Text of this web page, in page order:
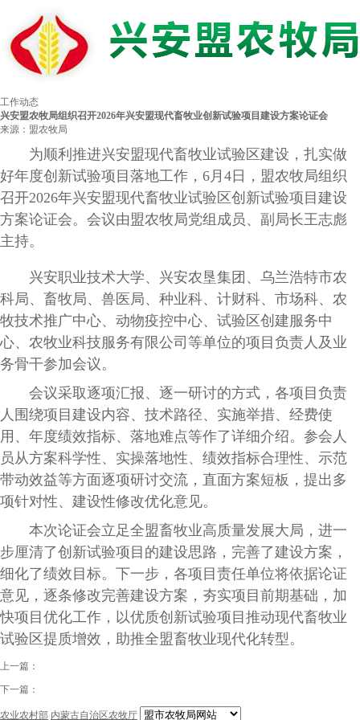
工作动态
兴安盟农牧局组织召开2026年兴安盟现代畜牧业创新试验项目建设方案论证会
来源：盟农牧局
为顺利推进兴安盟现代畜牧业试验区建设，扎实做
好年度创新试验项目落地工作，6月4日，盟农牧局组织
召开2026年兴安盟现代畜牧业试验区创新试验项目建设
方案论证会。会议由盟农牧局党组成员、副局长王志彪
主持。
兴安职业技术大学、兴安农垦集团、乌兰浩特市农
科局、畜牧局、兽医局、种业科、计财科、市场科、农
牧技术推广中心、动物疫控中心、试验区创建服务中
心、农牧业科技服务有限公司等单位的项目负责人及业
务骨干参加会议。
会议采取逐项汇报、逐一研讨的方式，各项目负责
人围绕项目建设内容、技术路径、实施举措、经费使
用、年度绩效指标、落地难点等作了详细介绍。参会人
员从方案科学性、实操落地性、绩效指标合理性、示范
带动效益等方面逐项研讨交流，直面方案短板，提出多
项针对性、建设性修改优化意见。
本次论证会立足全盟畜牧业高质量发展大局，进一
步厘清了创新试验项目的建设思路，完善了建设方案，
细化了绩效目标。下一步，各项目责任单位将依据论证
意见，逐条修改完善建设方案，夯实项目前期基础，加
快项目优化工作，以优质创新试验项目推动现代畜牧业
试验区提质增效，助推全盟畜牧业现代化转型。
上一篇：
下一篇：
农业农村部 内蒙古自治区农牧厅